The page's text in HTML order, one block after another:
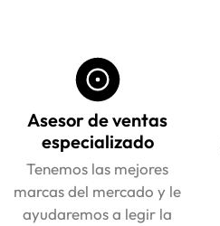
Asesor de ventas
especializado
Tenemos las mejores
marcas del mercado y le
ayudaremos a legir la